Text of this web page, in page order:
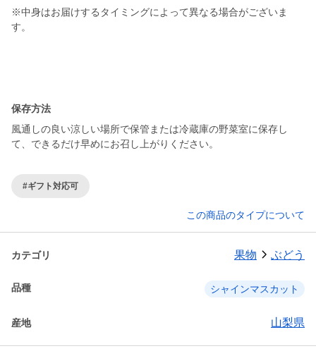
※中身はお届けするタイミングによって異なる場合がございま
す。
保存方法
風通しの良い涼しい場所で保管または冷蔵庫の野菜室に保存し
て、できるだけ早めにお召し上がりください。
#ギフト対応可
この商品のタイプについて
カテゴリ 果物 ぶどう
品種 シャインマスカット
産地 山梨県